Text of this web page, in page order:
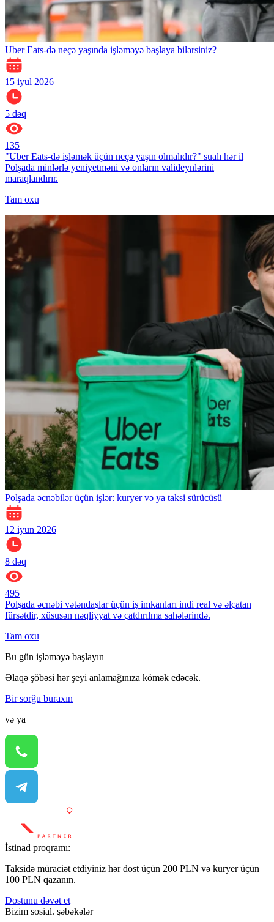
Uber Eats-də neçə yaşında işləməyə başlaya bilərsiniz?
15 iyul 2026
5 dəq
135
"Uber Eats-də işləmək üçün neçə yaşın olmalıdır?" sualı hər il
Polşada minlərlə yeniyetməni və onların valideynlərini
maraqlandırır.
Tam oxu
Polşada əcnəbilər üçün işlər: kuryer və ya taksi sürücüsü
12 iyun 2026
8 dəq
495
Polşada əcnəbi vətəndaşlar üçün iş imkanları indi real və əlçatan
fürsətdir, xüsusən nəqliyyat və çatdırılma sahələrində.
Tam oxu
Bu gün işləməyə başlayın
Əlaqə şöbəsi hər şeyi anlamağınıza kömək edəcək.
Bir sorğu buraxın
və ya
İstinad proqramı:
Taksidə müraciət etdiyiniz hər dost üçün 200 PLN və kuryer üçün
100 PLN qazanın.
Dostunu dəvət et
Bizim sosial. şəbəkələr